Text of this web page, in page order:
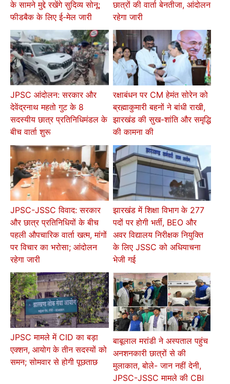
के सामने मुद्दे रखेंगे सुदिव्य सोनू;
फीडबैक के लिए ई-मेल जारी
छात्रों की वार्ता बेनतीजा, आंदोलन
रहेगा जारी
JPSC आंदोलन: सरकार और
देवेंद्रनाथ महतो गुट के 8
सदस्यीय छात्र प्रतिनिधिमंडल के
बीच वार्ता शुरू
रक्षाबंधन पर CM हेमंत सोरेन को
ब्रह्माकुमारी बहनों ने बांधी राखी,
झारखंड की सुख-शांति और समृद्धि
की कामना की
JPSC-JSSC विवाद: सरकार
और छात्र प्रतिनिधियों के बीच
पहली औपचारिक वार्ता खत्म, मांगों
पर विचार का भरोसा; आंदोलन
रहेगा जारी
झारखंड में शिक्षा विभाग के 277
पदों पर होगी भर्ती, BEO और
अवर विद्यालय निरीक्षक नियुक्ति
के लिए JSSC को अधियाचना
भेजी गई
JPSC मामले में CID का बड़ा
एक्शन, आयोग के तीन सदस्यों को
समन; सोमवार से होगी पूछताछ
बाबूलाल मरांडी ने अस्पताल पहुंच
अनशनकारी छात्रों से की
मुलाकात, बोले- जान नहीं देनी,
JPSC-JSSC मामले की CBI